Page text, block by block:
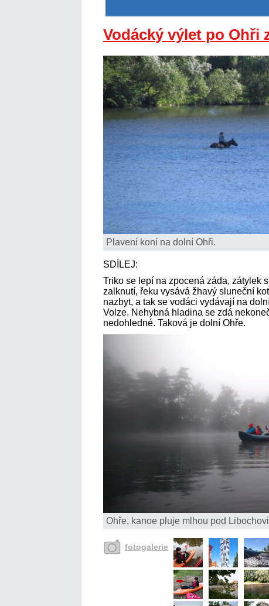
Vodácký výlet po Ohři
Plavení koní na dolní Ohři.
SDÍLEJ:
Triko se lepí na zpocená záda, zátylek
zalknutí, řeku vysává žhavý sluneční
nazbyt, a tak se vodáci vydávají na
Volze. Nehybná hladina se zdá
nedohledné. Taková je dolní Ohře.
Ohře, kanoe pluje mlhou pod
fotogalerie